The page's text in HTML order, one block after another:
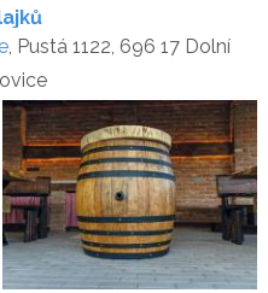
, Pustá 1122, 696 17 Dolní